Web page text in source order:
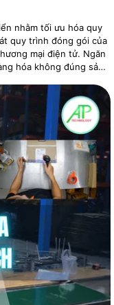
nhằm tối ưu hóa quy
quy trình đóng gói của
mại điện tử. Ngăn
hóa không đúng sản